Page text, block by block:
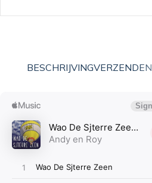
BESCHRIJVINGVERZENDEN